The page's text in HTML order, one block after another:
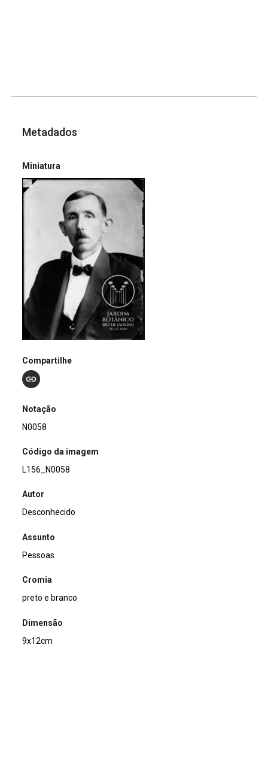
Metadados
Miniatura
Compartilhe
Notação
N0058
Código da imagem
L156_N0058
Autor
Desconhecido
Assunto
Pessoas
Cromia
preto e branco
Dimensão
9x12cm